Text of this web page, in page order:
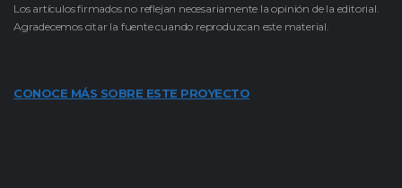
Los artículos firmados no reflejan necesariamente la opinión de la editorial.
Agradecemos citar la fuente cuando reproduzcan este material.
CONOCE MÁS SOBRE ESTE PROYECTO